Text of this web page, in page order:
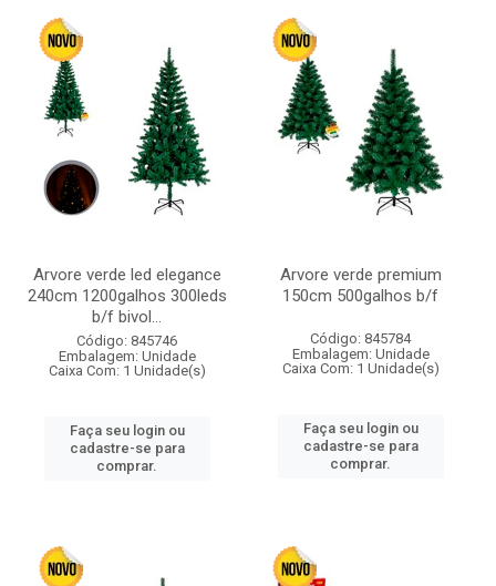
Arvore verde led elegance
240cm 1200galhos 300leds
b/f bivol...
Código: 845746
Embalagem: Unidade
Caixa Com: 1 Unidade(s)
Faça seu login ou
cadastre-se para
comprar.
Arvore verde premium
150cm 500galhos b/f
Código: 845784
Embalagem: Unidade
Caixa Com: 1 Unidade(s)
Faça seu login ou
cadastre-se para
comprar.